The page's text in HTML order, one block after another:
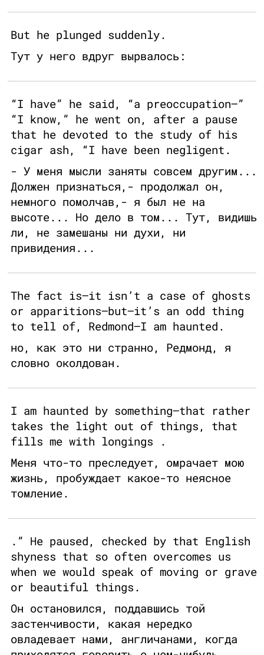
But he plunged suddenly.
Тут у него вдруг вырвалось:
“I have” he said, “a preoccupation—”
“I know,” he went on, after a pause
that he devoted to the study of his
cigar ash, “I have been negligent.
- У меня мысли заняты совсем другим...
Должен признаться,- продолжал он,
немного помолчав,- я был не на
высоте... Но дело в том... Тут, видишь
ли, не замешаны ни духи, ни
привидения...
The fact is—it isn’t a case of ghosts
or apparitions—but—it’s an odd thing
to tell of, Redmond—I am haunted.
но, как это ни странно, Редмонд, я
словно околдован.
I am haunted by something—that rather
takes the light out of things, that
fills me with longings .
Меня что-то преследует, омрачает мою
жизнь, пробуждает какое-то неясное
томление.
.” He paused, checked by that English
shyness that so often overcomes us
when we would speak of moving or grave
or beautiful things.
Он остановился, поддавшись той
застенчивости, какая нередко
овладевает нами, англичанами, когда